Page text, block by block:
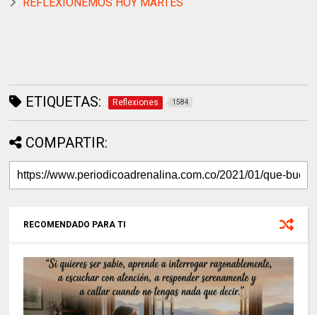
ETIQUETAS: Reflexiones 1584
COMPARTIR:
RECOMENDADO PARA TI